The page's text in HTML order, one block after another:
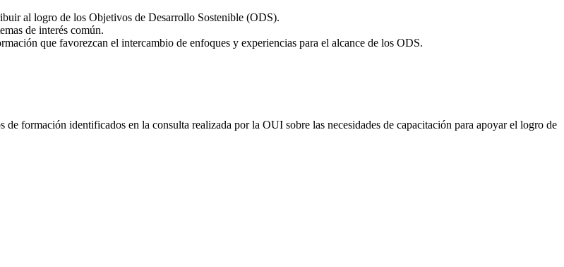
al logro de los Objetivos de Desarrollo Sostenible (ODS).
de interés común.
que favorezcan el intercambio de enfoques y experiencias para el alcance de los ODS.
formación identificados en la consulta realizada por la OUI sobre las necesidades de capacitación para apoyar el logro de